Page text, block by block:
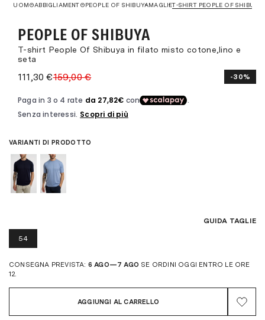
UOMOABBIGLIAMENTOPEOPLE OF SHIBUYAMAGLIET-SHIRT PEOPLE OF
PEOPLE OF SHIBUYA
T-shirt People Of Shibuya in filato misto cotone,lino e
seta
111,30 €159,00 € -30%
VARIANTI DI PRODOTTO
GUIDA TAGLIE
54
CONSEGNA PREVISTA: 6 AGO—7 AGO SE ORDINI OGGI ENTRO LE ORE
12.
AGGIUNGI AL CARRELLO